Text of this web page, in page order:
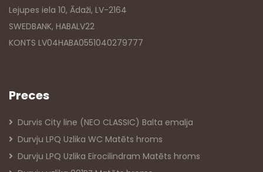
Lejupes iela 10, Ādaži, LV-2164
SWEDBANK, HABALV22
KONTS LV04HABA0551040279777
Preces
Durvis City line (NEO CLASSIC) Balta emalja
Durvju LPQ Uzlika WC Matēts hroms
Durvju LPQ Uzlika Eirocilindram Matēts hroms